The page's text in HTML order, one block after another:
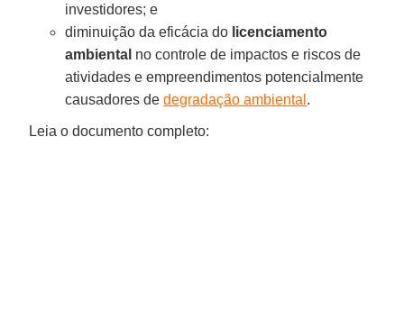
investidores; e
diminuição da eficácia do licenciamento
ambiental no controle de impactos e riscos de
atividades e empreendimentos potencialmente
causadores dedegradação ambiental .
Leia o documento completo: